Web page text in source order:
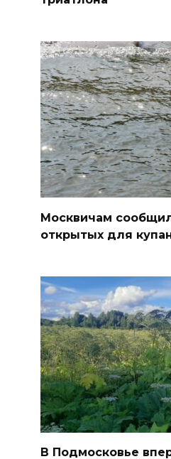
Москвичам
открытых для
В Подмосковье